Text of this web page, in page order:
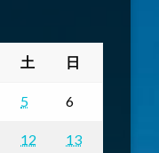
土 日
5 6
12 13